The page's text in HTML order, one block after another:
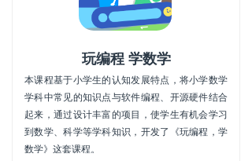
玩编程 学数学
本课程基于小学生的认知发展特点，将小学数学
学科中常见的知识点与软件编程、开源硬件结合
起来，通过设计丰富的项目，使学生有机会学习
到数学、科学等学科知识，开发了《玩编程，学
数学》这套课程。